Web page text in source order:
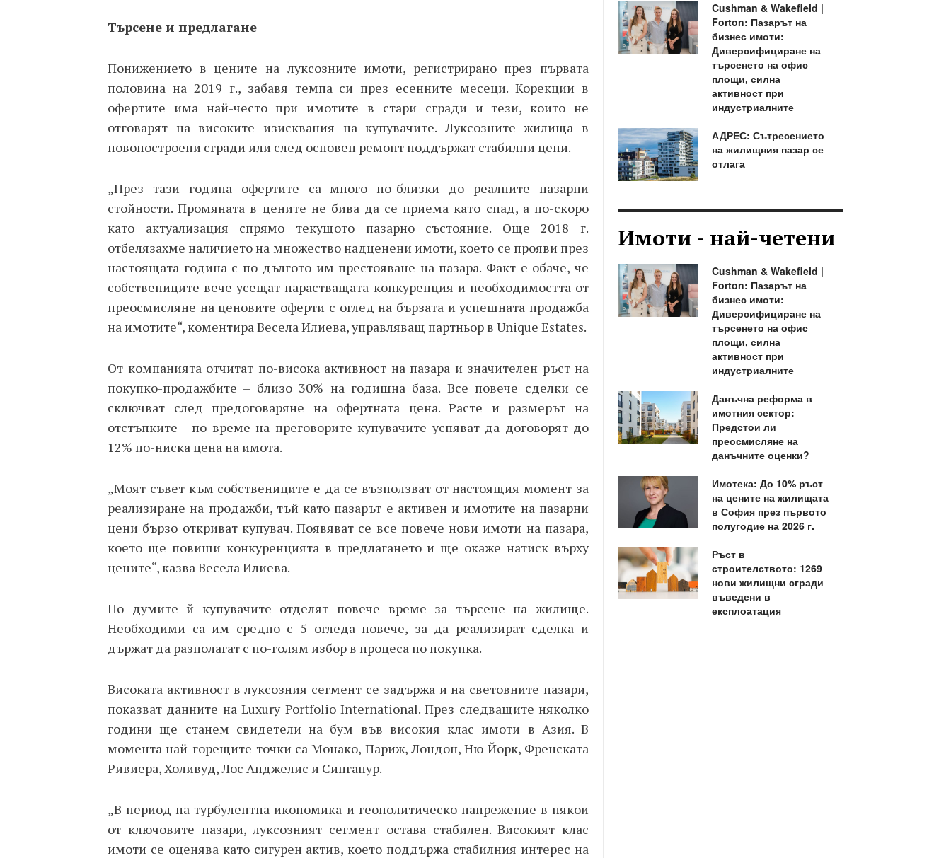
Търсене и предлагане
Понижението в цените на луксозните имоти, регистрирано през първата
половина на 2019 г., забавя темпа си през есенните месеци. Корекции в
офертите има най-често при имотите в стари сгради и тези, които не
отговарят на високите изисквания на купувачите. Луксозните жилища в
новопостроени сгради или след основен ремонт поддържат стабилни цени.
„През тази година офертите са много по-близки до реалните пазарни
стойности. Промяната в цените не бива да се приема като спад, а по-скоро
като актуализация спрямо текущото пазарно състояние. Още 2018 г.
отбелязахме наличието на множество надценени имоти, което се прояви през
настоящата година с по-дългото им престояване на пазара. Факт е обаче, че
собствениците вече усещат нарастващата конкуренция и необходимостта от
преосмисляне на ценовите оферти с оглед на бързата и успешната продажба
на имотите“, коментира Весела Илиева, управляващ партньор в Unique Estates.
От компанията отчитат по-висока активност на пазара и значителен ръст на
покупко-продажбите – близо 30% на годишна база. Все повече сделки се
сключват след предоговаряне на офертната цена. Расте и размерът на
отстъпките - по време на преговорите купувачите успяват да договорят до
12% по-ниска цена на имота.
„Моят съвет към собствениците е да се възползват от настоящия момент за
реализиране на продажби, тъй като пазарът е активен и имотите на пазарни
цени бързо откриват купувач. Появяват се все повече нови имоти на пазара,
което ще повиши конкуренцията в предлагането и ще окаже натиск върху
цените“, казва Весела Илиева.
По думите й купувачите отделят повече време за търсене на жилище.
Необходими са им средно с 5 огледа повече, за да реализират сделка и
държат да разполагат с по-голям избор в процеса по покупка.
Високата активност в луксозния сегмент се задържа и на световните пазари,
показват данните наLuxury Portfolio International. През следващите няколко
години ще станем свидетели на бум във високия клас имоти в Азия. В
момента най-горещите точки са Монако, Париж, Лондон, Ню Йорк, Френската
Ривиера, Холивуд, Лос Анджелис и Сингапур.
„В период на турбулентна икономика и геополитическо напрежение в някои
от ключовите пазари, луксозният сегмент остава стабилен. Високият клас
имоти се оценява като сигурен актив, което поддържа стабилния интерес на
Cushman & Wakefield |
Forton: Пазарът на
бизнес имоти:
Диверсифициране на
търсенето на офис
площи, силна
активност при
индустриалните
АДРЕС: Сътресението
на жилищния пазар се
отлага
Имоти - най-четени
Cushman & Wakefield |
Forton: Пазарът на
бизнес имоти:
Диверсифициране на
търсенето на офис
площи, силна
активност при
индустриалните
Данъчна реформа в
имотния сектор:
Предстои ли
преосмисляне на
данъчните оценки?
Имотека: До 10% ръст
на цените на жилищата
в София през първото
полугодие на 2026 г.
Ръст в
строителството: 1269
нови жилищни сгради
въведени в
експлоатация